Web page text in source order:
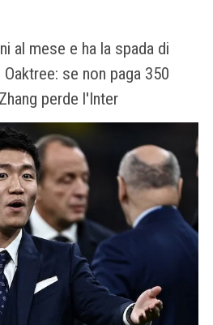
al mese e ha la spada di
se non paga 350
perde l'Inter